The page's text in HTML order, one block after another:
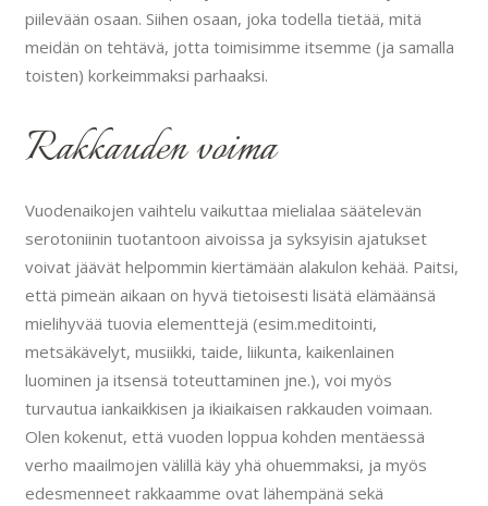
piilevään osaan. Siihen osaan, joka todella tietää, mitä
meidän on tehtävä, jotta toimisimme itsemme (ja samalla
toisten) korkeimmaksi parhaaksi.
Rakkauden voima
Vuodenaikojen vaihtelu vaikuttaa mielialaa säätelevän
serotoniinin tuotantoon aivoissa ja syksyisin ajatukset
voivat jäävät helpommin kiertämään alakulon kehää. Paitsi,
että pimeän aikaan on hyvä tietoisesti lisätä elämäänsä
mielihyvää tuovia elementtejä (esim.meditointi,
metsäkävelyt, musiikki, taide, liikunta, kaikenlainen
luominen ja itsensä toteuttaminen jne.), voi myös
turvautua iankaikkisen ja ikiaikaisen rakkauden voimaan.
Olen kokenut, että vuoden loppua kohden mentäessä
verho maailmojen välillä käy yhä ohuemmaksi, ja myös
edesmenneet rakkaamme ovat lähempänä sekä